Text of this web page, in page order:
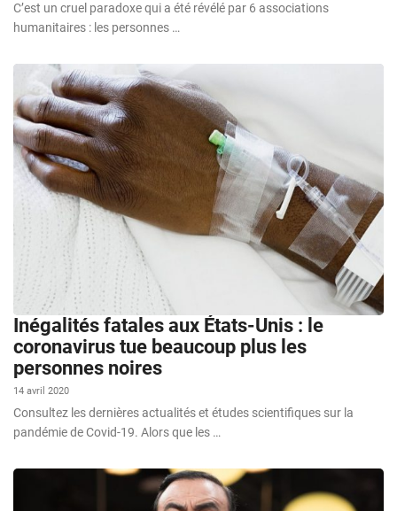
C’est un cruel paradoxe qui a été révélé par 6 associations
humanitaires : les personnes …
Inégalités fatales aux États-Unis : le
coronavirus tue beaucoup plus les
personnes noires
14 avril 2020
Consultez les dernières actualités et études scientifiques sur la
pandémie de Covid-19. Alors que les …